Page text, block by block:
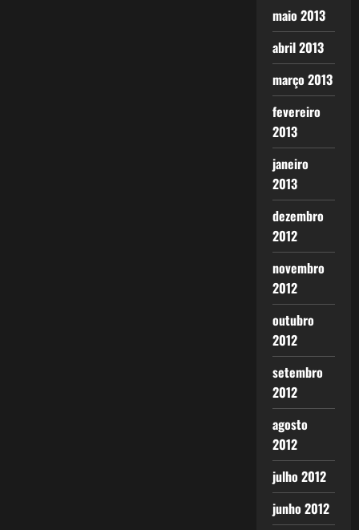
maio 2013
abril 2013
março 2013
fevereiro
2013
janeiro
2013
dezembro
2012
novembro
2012
outubro
2012
setembro
2012
agosto
2012
julho 2012
junho 2012